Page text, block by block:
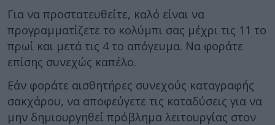
Για να προστατευθείτε, καλό είναι να
προγραμματίζετε το κολύμπι σας μέχρι τις 11 το
πρωί και μετά τις 4 το απόγευμα. Να φοράτε
επίσης συνεχώς καπέλο.
Εάν φοράτε αισθητήρες συνεχούς καταγραφής
σακχάρου, να αποφεύγετε τις καταδύσεις για να
μην δημιουργηθεί πρόβλημα λειτουργίας στον